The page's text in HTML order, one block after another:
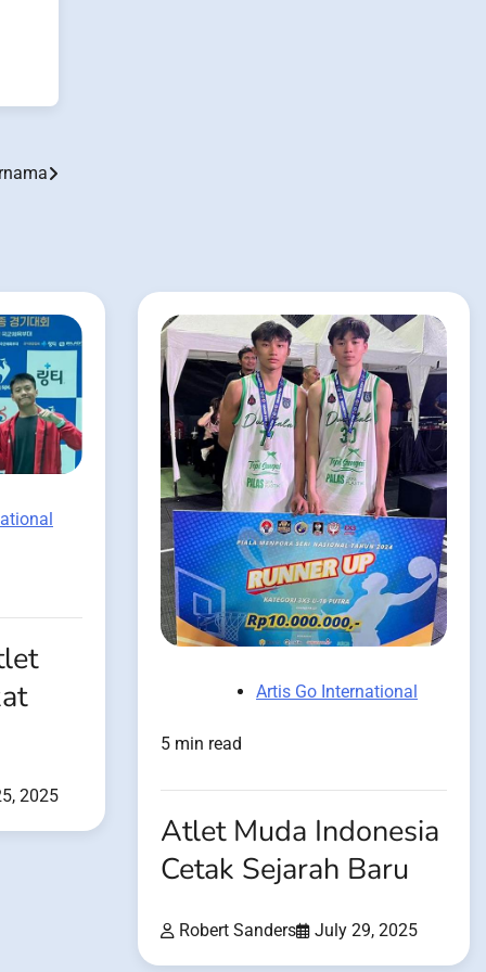
2025
Artis Go International
5 min read
Atlet Muda Indonesia
Cetak Sejarah Baru
Robert Sanders July 29, 2025